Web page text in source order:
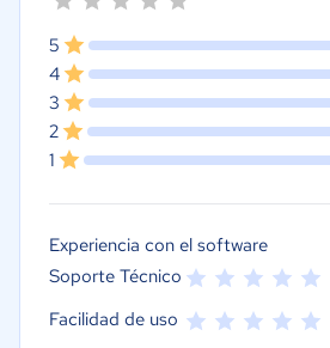
5
4
3
2
1
Experiencia con el software
Soporte Técnico
Facilidad de uso